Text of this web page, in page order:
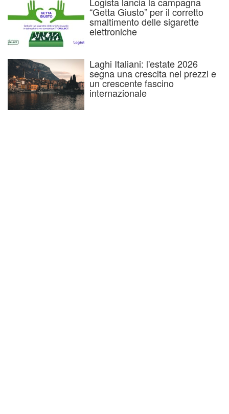
“Getta Giusto” per il corretto
smaltimento delle sigarette
elettroniche
Laghi Italiani: l'estate 2026
segna una crescita nei prezzi e
un crescente fascino
internazionale